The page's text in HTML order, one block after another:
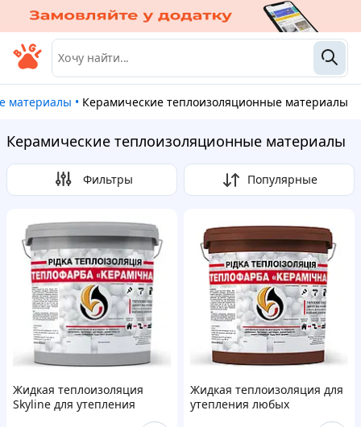
материалы • Керамические теплоизоляционные материалы
Керамические теплоизоляционные материалы
Фильтры Популярные
Жидкая теплоизоляция
Skyline для утепления
Жидкая теплоизоляция для
утепления любых